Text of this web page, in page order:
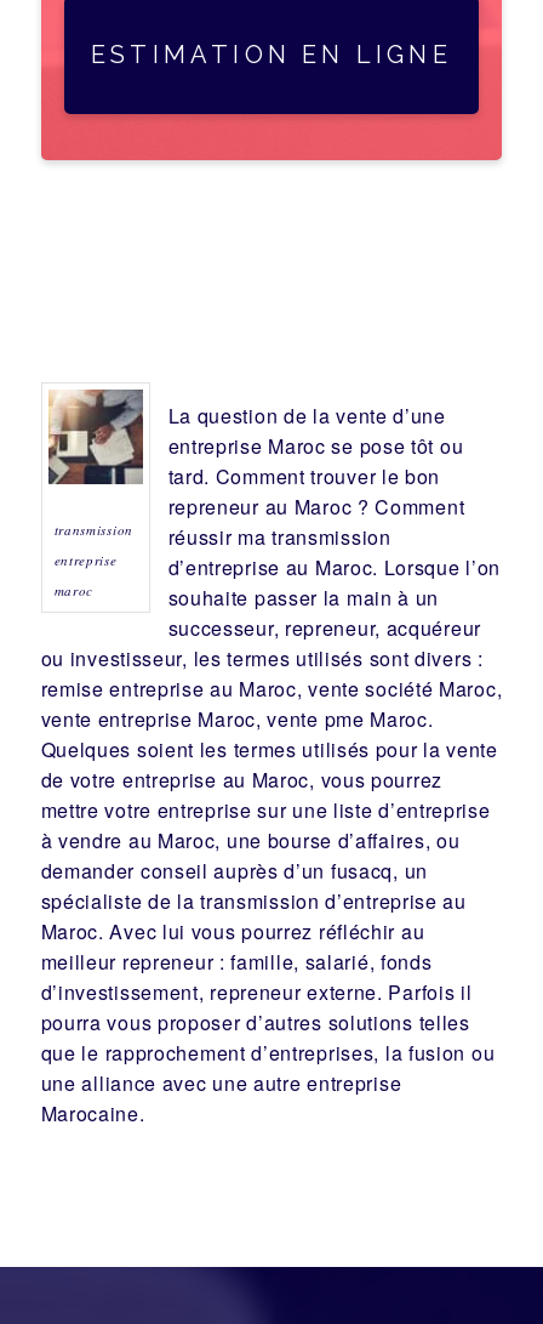
ESTIMATION EN LIGNE
transmission
entreprise
maroc
La question de la vente d’une
entreprise Maroc se pose tôt ou
tard. Comment trouver le bon
repreneurau Maroc ? Comment
réussir matransmission
d’entreprise au Maroc. Lorsque l’on
souhaite passer la main à un
successeur, repreneur, acquéreur
ou investisseur, les termes utilisés sont divers :
remise entreprise au Maroc, ventesociété Maroc,
vente entreprise Maroc, vente pme Maroc.
Quelques soient les termes utilisés pour la vente
de votre entreprise au Maroc, vous pourrez
mettre votre entreprise sur une liste d’entreprise
à vendre au Maroc, une bourse d’affaires, ou
demander conseil auprès d’un fusacq, un
spécialiste de latransmission d’entreprise au
Maroc. Avec lui vous pourrez réfléchir au
meilleur repreneur:famille, salarié, fonds
d’investissement, repreneur externe. Parfois il
pourra vous proposer d’autres solutions telles
que le rapprochement d’entreprises, la fusion ou
unealliance avec une autre entreprise
Marocaine.